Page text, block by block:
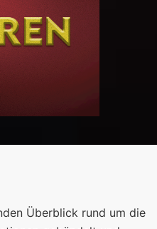
Überblick rund um die